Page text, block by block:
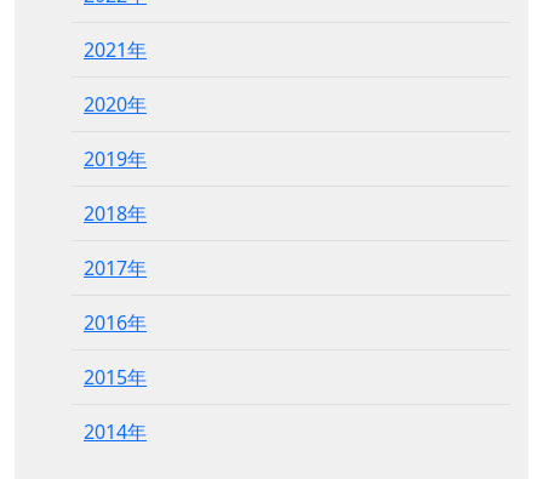
2021年
2020年
2019年
2018年
2017年
2016年
2015年
2014年